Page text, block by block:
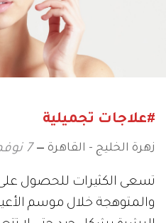
#علاجات تجميلية
زهرة الخليج - القاهرة 7 نوفمبر 2021
تسعى الكثيرات للحصول على
والمتوهجة خلال موسم